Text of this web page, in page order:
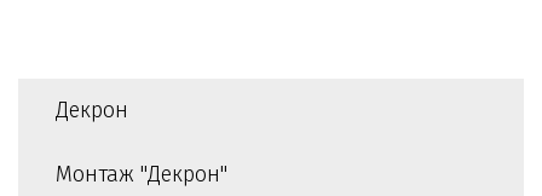
Декрон
Монтаж "Декрон"